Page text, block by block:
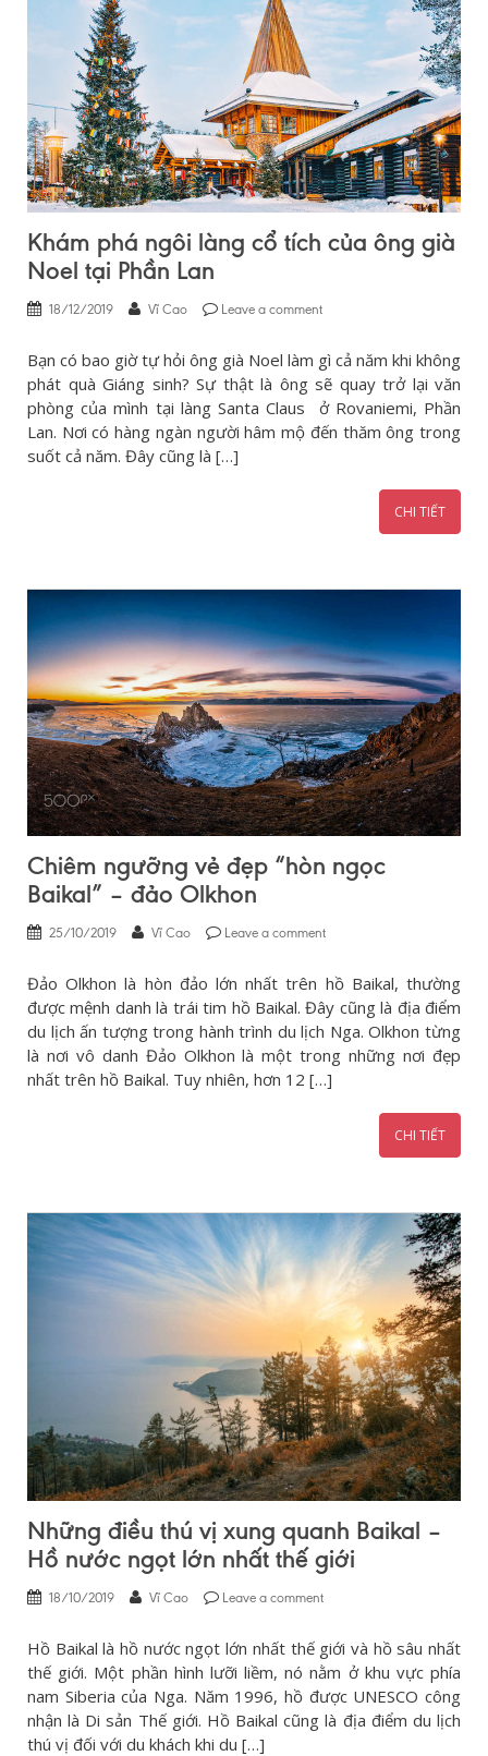
Khám phá ngôi làng cổ tích của ông già
Noel tại Phần Lan
18/12/2019 Vĩ Cao Leave a comment
Bạn có bao giờ tự hỏi ông già Noel làm gì cả năm khi không
phát quà Giáng sinh? Sự thật là ông sẽ quay trở lại văn
phòng của mình tại làng Santa Claus ở Rovaniemi, Phần
Lan. Nơi có hàng ngàn người hâm mộ đến thăm ông trong
suốt cả năm. Đây cũng là […]
CHI TIẾT
Chiêm ngưỡng vẻ đẹp “hòn ngọc
Baikal” – đảo Olkhon
25/10/2019 Vĩ Cao Leave a comment
Đảo Olkhon là hòn đảo lớn nhất trên hồ Baikal, thường
được mệnh danh là trái tim hồ Baikal. Đây cũng là địa điểm
du lịch ấn tượng trong hành trình du lịch Nga. Olkhon từng
là nơi vô danh Đảo Olkhon là một trong những nơi đẹp
nhất trên hồ Baikal. Tuy nhiên, hơn 12 […]
CHI TIẾT
Những điều thú vị xung quanh Baikal –
Hồ nước ngọt lớn nhất thế giới
18/10/2019 Vĩ Cao Leave a comment
Hồ Baikal là hồ nước ngọt lớn nhất thế giới và hồ sâu nhất
thế giới. Một phần hình lưỡi liềm, nó nằm ở khu vực phía
nam Siberia của Nga. Năm 1996, hồ được UNESCO công
nhận là Di sản Thế giới. Hồ Baikal cũng là địa điểm du lịch
thú vị đối với du khách khi du […]